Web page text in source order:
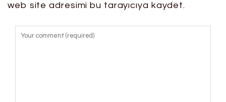
web site adresimi bu tarayıcıya kaydet.